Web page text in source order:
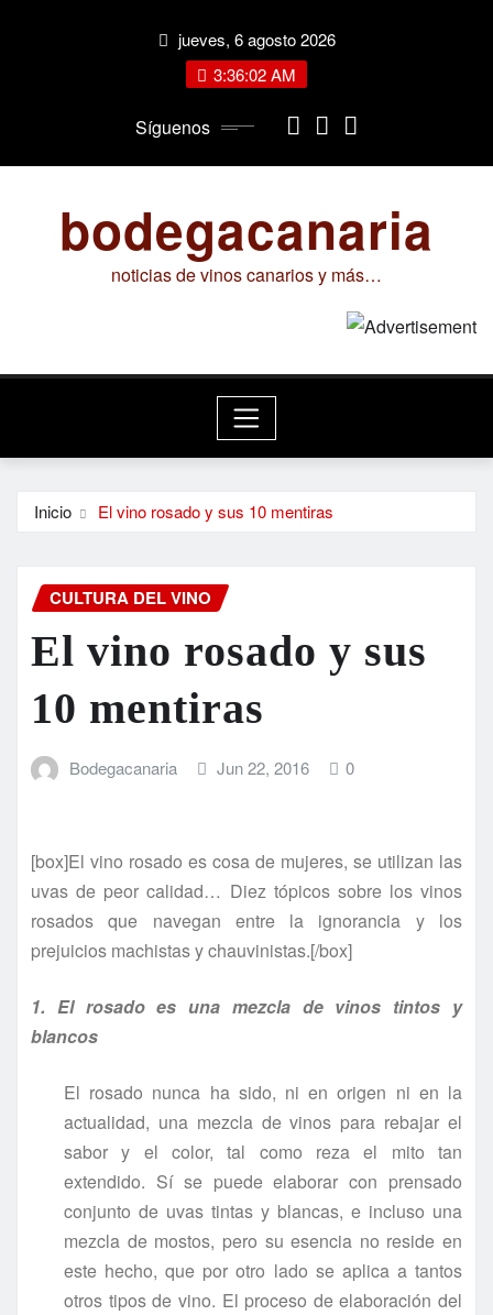
jueves, 6 agosto 2026
3:36:03 AM
Síguenos
bodegacanaria
noticias de vinos canarios y más…
Inicio El vino rosado y sus 10 mentiras
CULTURA DEL VINO
El vino rosado y sus
10 mentiras
Bodegacanaria Jun 22, 2016 0
[box]El vino rosado es cosa de mujeres, se utilizan las
uvas de peor calidad… Diez tópicos sobre los vinos
rosados que navegan entre la ignorancia y los
prejuicios machistas y chauvinistas.[/box]
1. El rosado es una mezcla de vinos tintos y
blancos
El rosado nunca ha sido, ni en origen ni en la
actualidad, una mezcla de vinos para rebajar el
sabor y el color, tal como reza el mito tan
extendido. Sí se puede elaborar con prensado
conjunto de uvas tintas y blancas, e incluso una
mezcla de mostos, pero su esencia no reside en
este hecho, que por otro lado se aplica a tantos
otros tipos de vino. El proceso de elaboración del